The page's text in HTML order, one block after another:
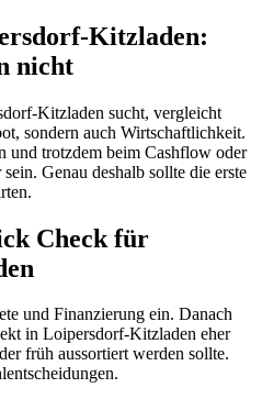
Kitzladen:
nicht
Kitzladen sucht, vergleicht
sondern auch Wirtschaftlichkeit.
trotzdem beim Cashflow oder
Genau deshalb sollte die erste
Check für
und Finanzierung ein. Danach
in Loipersdorf-Kitzladen eher
früh aussortiert werden sollte.